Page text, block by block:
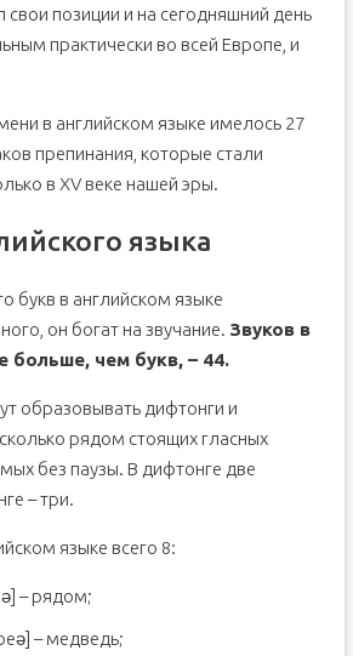
позиции и на сегодняшний день
практически во всей Европе, и
в английском языке имелось 27
препинания, которые стали
в XV веке нашей эры.
языка
букв в английском языке
он богат на звучание. Звуков в
больше, чем букв, – 44.
образовывать дифтонги и
рядом стоящих гласных
без паузы. В дифтонге две
– три.
языке всего 8:
– рядом;
– медведь;